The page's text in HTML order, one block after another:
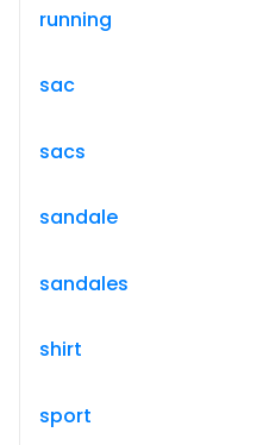
running
sac
sacs
sandale
sandales
shirt
sport